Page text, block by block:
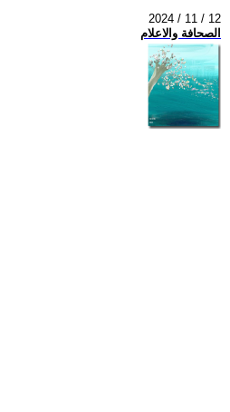
2024 / 11 / 12
الصحافة والاعلام